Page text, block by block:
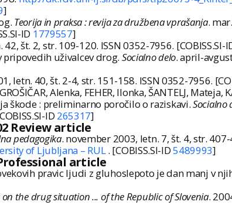
]
Teorija in praksa : revija za družbena vprašanja.
ID 1779557]
št. 2, str. 109-120. ISSN 0352-7956. [COBISS.SI-
pripovedih uživalcev drog. Socialno delo. april-
letn. 40, št. 2-4, str. 151-158. ISSN 0352-7956.
Alenka, FEHER, Ilonka, ŠANTELJ,
škode : preliminarno poročilo o raziskavi.Socialno
ID 265317]
Review article
pedagogika. november 2003, letn. 7, št. 4, str.
of Ljubljana – RUL. [COBISS.SI-ID5489993]
article
pravic ljudi z gluhoslepoto je dan manj v
the drug situation ... of the Republic of Slovenia.